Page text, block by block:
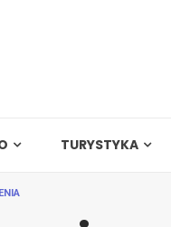
TURYSTYKA